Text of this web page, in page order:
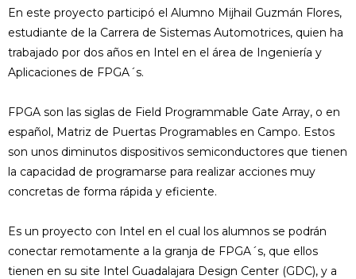
En este proyecto participó el Alumno Mijhail Guzmán Flores,
estudiante de la Carrera de Sistemas Automotrices, quien ha
trabajado por dos años en Intel en el área de Ingeniería y
Aplicaciones de FPGA´s.
FPGA son las siglas de Field Programmable Gate Array, o en
español, Matriz de Puertas Programables en Campo. Estos
son unos diminutos dispositivos semiconductores que tienen
la capacidad de programarse para realizar acciones muy
concretas de forma rápida y eficiente.
Es un proyecto con Intel en el cual los alumnos se podrán
conectar remotamente a la granja de FPGA´s, que ellos
tienen en su site Intel Guadalajara Design Center (GDC), y a